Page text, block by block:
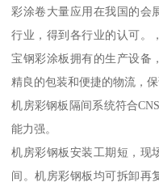
彩涂卷大量应用在我国的会
行业，得到各行业的认可。
宝钢彩涂板拥有的生产设备
精良的包装和便捷的物流，
机房彩钢板隔间系统符合
能力强。
机房彩钢板安装工期短，现
间。机房彩钢板均可拆卸再